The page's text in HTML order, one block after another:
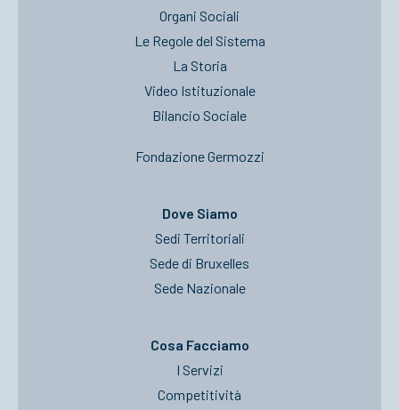
Organi Sociali
Le Regole del Sistema
La Storia
Video Istituzionale
Bilancio Sociale
Fondazione Germozzi
Dove Siamo
Sedi Territoriali
Sede di Bruxelles
Sede Nazionale
Cosa Facciamo
I Servizi
Competitività